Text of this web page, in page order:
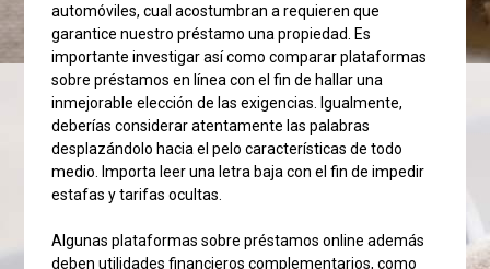
automóviles, cual acostumbran a requieren que
garantice nuestro préstamo una propiedad. Es
importante investigar así­ como comparar plataformas
sobre préstamos en línea con el fin de hallar una
inmejorable elección de las exigencias. Igualmente,
deberías considerar atentamente las palabras
desplazándolo hacia el pelo características de todo
medio. Importa leer una letra baja con el fin de impedir
estafas y tarifas ocultas.
Algunas plataformas sobre préstamos online además
deben utilidades financieros complementarios, como